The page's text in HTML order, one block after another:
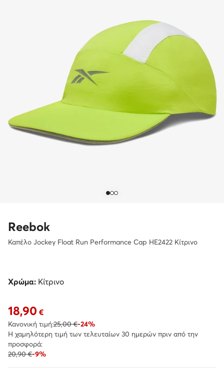
Reebok
Καπέλο Jockey Float Run Performance Cap HE2422 Κίτρινο
Χρώμα: Κίτρινο
Τρέχουσα τιμή 18,90 €
18,90 €
Κανονική τιμή:25,00 €-24%
Η χαμηλότερη τιμή των τελευταίων 30 ημερών πριν από την
προσφορά:
20,90 €-9%